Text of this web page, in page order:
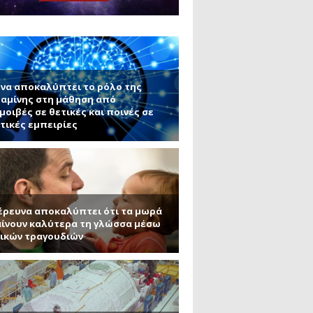
εφαρμογές τους (Μέρος 2)
και πυριτένιο (Μέρος
ΜΙΤ)
ΑΠΘ)
αποκαλύπτει το ρόλο της
στη μάθηση από
σε θετικές και ποινές σε
εμπειρίες
αποκαλύπτει ότι τα μωρά
καλύτερα τη γλώσσα μέσω
τραγουδιών